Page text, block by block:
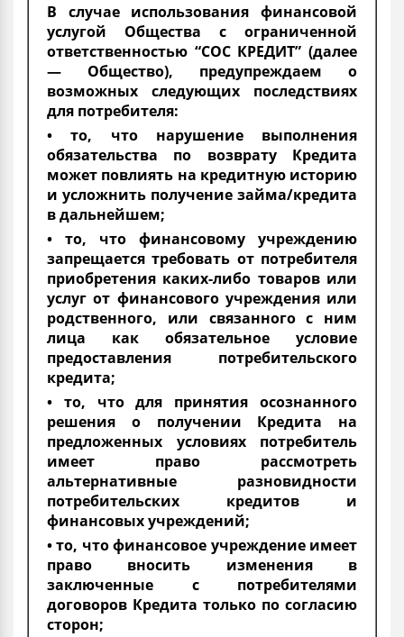
В случае использования финансовой
услугой Общества с ограниченной
ответственностью “СОС КРЕДИТ” (далее
— Общество), предупреждаем о
возможных следующих последствиях
для потребителя:
• то, что нарушение выполнения
обязательства по возврату Кредита
может повлиять на кредитную историю
и усложнить получение займа/кредита
в дальнейшем;
• то, что финансовому учреждению
запрещается требовать от потребителя
приобретения каких-либо товаров или
услуг от финансового учреждения или
родственного, или связанного с ним
лица как обязательное условие
предоставления потребительского
кредита;
• то, что для принятия осознанного
решения о получении Кредита на
предложенных условиях потребитель
имеет право рассмотреть
альтернативные разновидности
потребительских кредитов и
финансовых учреждений;
• то, что финансовое учреждение имеет
право вносить изменения в
заключенные с потребителями
договоров Кредита только по согласию
сторон;